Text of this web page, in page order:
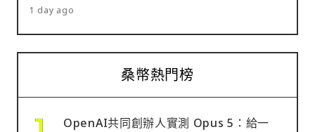
1 day ago
桑幣熱門榜
OpenAI共同創辦人實測 Opus 5：給一